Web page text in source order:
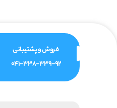
فروش و پشتیبانی
041-338-339-92